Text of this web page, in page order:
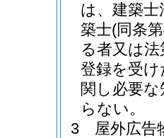
は、建築士
築士(同条
る者又は
登録を受
関し必要
らない。
3
屋外広告